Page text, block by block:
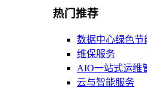
热门推荐
数据中心绿色节
维保服务
AIO一站式运维
云与智能服务